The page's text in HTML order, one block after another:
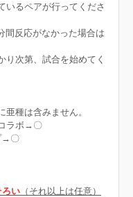
いるペアが行ってくださ
間反応がなかった場合は
り次第、試合を始めてく
亜種は含みません。
ラボ→〇
→〇
ろい （それ以上は任意）